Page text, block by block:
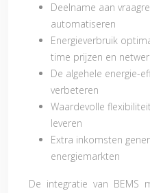
Deelname aan
automatiseren
Energieverbruik
time prijzen en
De algehele energie-
verbeteren
Waardevolle
leveren
Extra inkomsten
energiemarkten
De integratie van BEMS